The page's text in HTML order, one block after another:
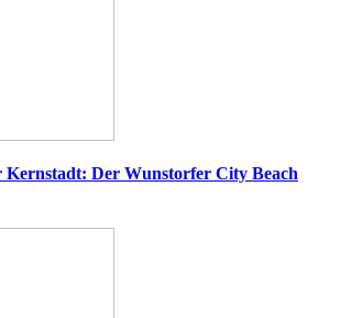
Kernstadt: Der Wunstorfer City Beach